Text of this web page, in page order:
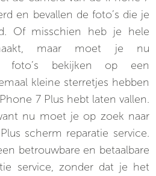
en bevallen de foto’s die je
Of misschien heb je hele
maar moet je nu
foto’s bekijken op een
kleine sterretjes hebben
7 Plus hebt laten vallen.
nu moet je op zoek naar
scherm reparatie service.
betrouwbare en betaalbare
service, zonder dat je het